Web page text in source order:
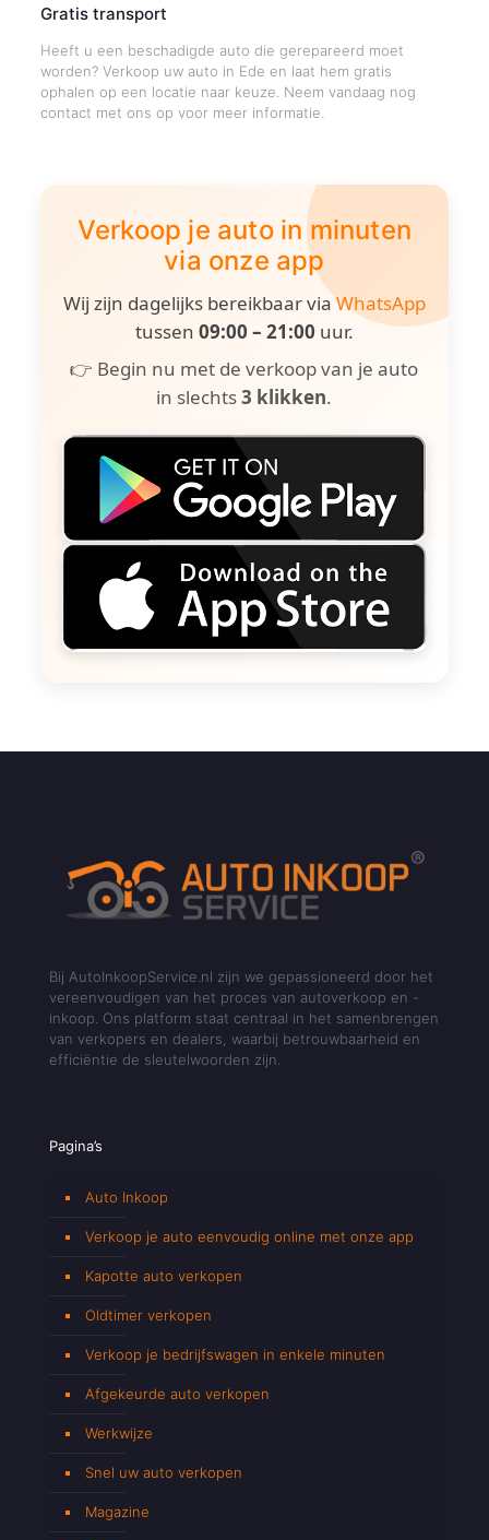
Gratis transport
Heeft u een beschadigde auto die gerepareerd moet
worden? Verkoop uw auto in Ede en laat hem gratis
ophalen op een locatie naar keuze. Neem vandaag nog
contact met ons op voor meer informatie.
Verkoop je auto in minuten
via onze app
Wij zijn dagelijks bereikbaar viaWhatsApp
tussen 09:00 – 21:00 uur.
👉 Begin nu met de verkoop van je auto
in slechts3 klikken.
Bij AutoInkoopService.nl zijn we gepassioneerd door het
vereenvoudigen van het proces van autoverkoop en -
inkoop. Ons platform staat centraal in het samenbrengen
van verkopers en dealers, waarbij betrouwbaarheid en
efficiëntie de sleutelwoorden zijn.
Pagina’s
Auto Inkoop
Verkoop je auto eenvoudig online met onze app
Kapotte auto verkopen
Oldtimer verkopen
Verkoop je bedrijfswagen in enkele minuten
Afgekeurde auto verkopen
Werkwijze
Snel uw auto verkopen
Magazine